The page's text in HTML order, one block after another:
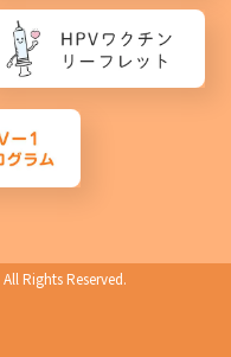
All Rights Reserved.